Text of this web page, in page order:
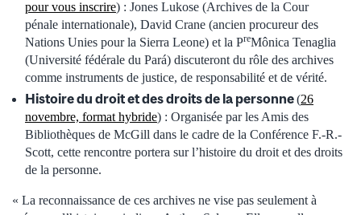
pour vous inscrire) : Jones Lukose (Archives de la Cour
pénale internationale), David Crane (ancien procureur des
Nations Unies pour la Sierra Leone) et la PreMônica Tenaglia
(Université fédérale du Pará) discuteront du rôle des archives
comme instruments de justice, de responsabilité et de vérité.
Histoire du droit et des droits de la personne(26
novembre, format hybride) : Organisée par les Amis des
Bibliothèques de McGill dans le cadre de la Conférence F.-R.-
Scott, cette rencontre portera sur l’histoire du droit et des droits
de la personne.
« La reconnaissance de ces archives ne vise pas seulement à